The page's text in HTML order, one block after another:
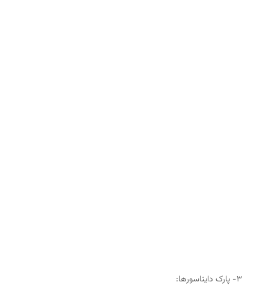
۳- پارک دایناسورها: